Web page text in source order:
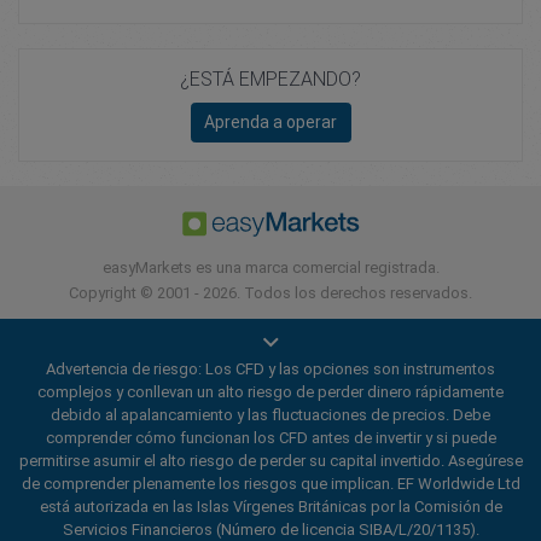
¿ESTÁ EMPEZANDO?
Aprenda a operar
easyMarkets es una marca comercial registrada.
Copyright © 2001 - 2026. Todos los derechos reservados.
Advertencia de riesgo: Los CFD y las opciones son instrumentos
complejos y conllevan un alto riesgo de perder dinero rápidamente
debido al apalancamiento y las fluctuaciones de precios. Debe
comprender cómo funcionan los CFD antes de invertir y si puede
permitirse asumir el alto riesgo de perder su capital invertido. Asegúrese
de comprender plenamente los riesgos que implican. EF Worldwide Ltd
está autorizada en las Islas Vírgenes Británicas por la Comisión de
Servicios Financieros (Número de licencia SIBA/L/20/1135).